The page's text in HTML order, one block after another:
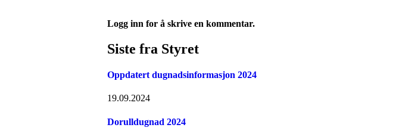
Logg inn for å skrive en kommentar.
Siste fra Styret
Oppdatert dugnadsinformasjon 2024
19.09.2024
Dorulldugnad 2024